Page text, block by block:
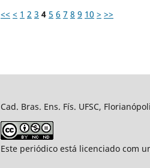
<< < 1 2 3 4 5 6 7 8 9 10 > >>
Cad. Bras. Ens. Fís. UFSC,
Este periódico está licenciado com